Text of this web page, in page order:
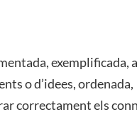
exemplificada,
o d’idees, ordenada,
correctament els